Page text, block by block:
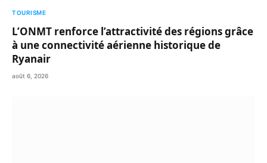
TOURISME
L’ONMT renforce l’attractivité des régions grâce
à une connectivité aérienne historique de
Ryanair
août 6, 2026